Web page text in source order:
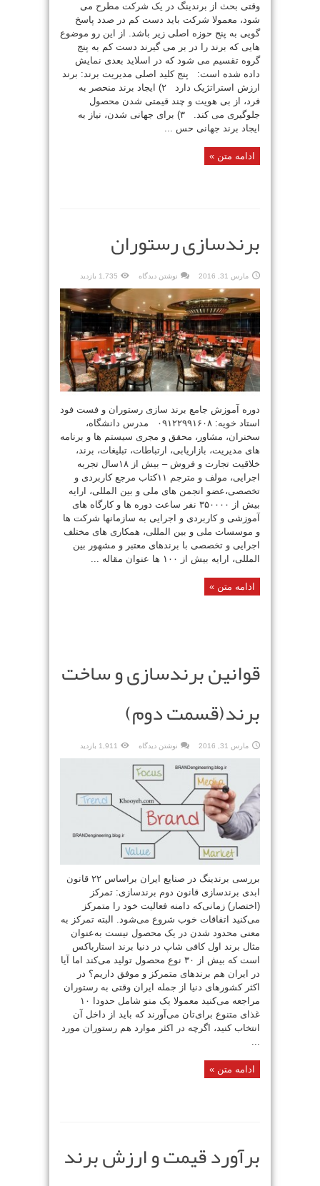
وقتی بحث از برندینگ در یک شرکت مطرح می
شود، معمولا شرکت باید دست کم در صدد پاسخ
گویی به پنج حوزه اصلی زیر باشد. از این رو موضوع
هایی که برند را در بر می گیرند دست کم به پنج
گروه تقسیم می شود که در اسلاید بعدی نمایش
داده شده است: پنج کلید اصلی مدیریت برند: برند
ارزش استراتژیک دارد ۲) ایجاد برند منحصر به
فرد، از بی هویت و چند قیمتی شدن محصول
جلوگیری می کند. ۳) برای جهانی شدن، نیاز به
ایجاد برند جهانی حس ...
ادامه متن »
برندسازی رستوران
مارس 31, 2016 نوشتن دیدگاه 1,735 بازدید
دوره آموزش جامع برند سازی رستوران و فست فود
استاد خویه: ۰۹۱۲۲۹۹۱۶۰۸ مدرس دانشگاه،
سخنران، مشاور، محقق و مجری سیستم ها و برنامه
های مدیریت، بازاریابی، ارتباطات، تبلیغات، برند،
خلاقیت تجارت و فروش – بیش از ۱۸سال تجربه
اجرایی، مولف و مترجم ۱۱کتاب مرجع کاربردی و
تخصصی،عضو انجمن های ملی و بین المللی، ارایه
بیش از ۳۵۰۰۰۰ نفر ساعت دوره ها و کارگاه های
آموزشی و کاربردی و اجرایی به سازمانها شرکت ها
و موسسات ملی و بین المللی، همکاری های مختلف
اجرایی و تخصصی با برندهای معتبر و مشهور بین
المللی، ارایه بیش از ۱۰۰ ها عنوان مقاله ...
ادامه متن »
قوانین برندسازی و ساخت
برند(قسمت دوم)
مارس 31, 2016 نوشتن دیدگاه 1,911 بازدید
بررسی برندینگ در صنایع ایران براساس ۲۲ قانون
ابدی برندسازی قانون دوم برندسازی: تمرکز
(اختصار) زمانی‌که دامنه فعالیت خود را متمرکز
می‌کنید اتفاقات خوب شروع می‌شود. البته تمرکز به
معنی محدود شدن در یک محصول نیست به‌عنوان
مثال برند اول کافی شاپ در دنیا برند استارباکس
است که بیش از ۳۰ نوع محصول تولید می‌کند اما آیا
در ایران هم برندهای متمرکز و موفق داریم؟ در
اکثر کشورهای دنیا از جمله ایران وقتی به رستوران
مراجعه می‌کنید معمولا یک منو شامل حدودا ۱۰
غذای متنوع برای‌تان می‌آورند که باید از داخل آن
انتخاب کنید، اگرچه در اکثر موارد هم رستوران مورد
ادامه متن »
برآورد قیمت و ارزش برند